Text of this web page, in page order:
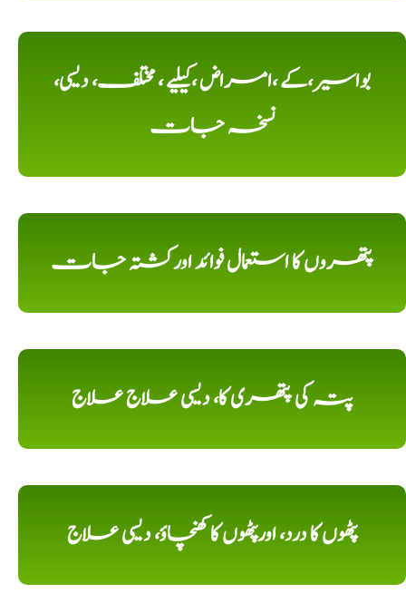
بواسیر،کے ،امراض ،کیلیے ، مختلف، دیسی،
نسخہ جات
پتھروں کا استعمال فوائد اورکشتہ جات
پتہ کی پتھری کا، دیسی علاج علاج
پٹھوں کا درد، اورپٹھوں کا کھنچاؤ، دیسی علاج